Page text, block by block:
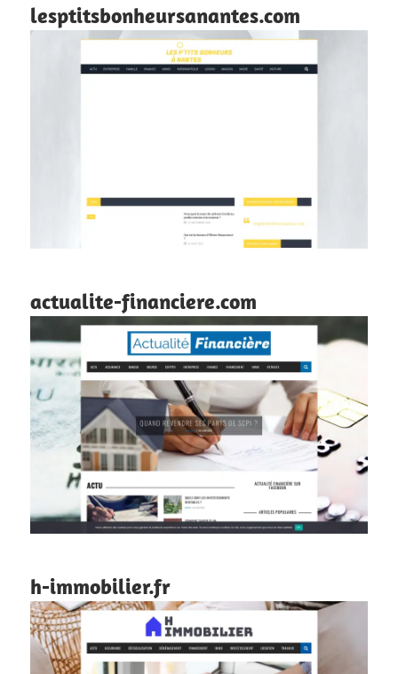
lesptitsbonheursanantes.com
actualite-financiere.com
h-immobilier.fr